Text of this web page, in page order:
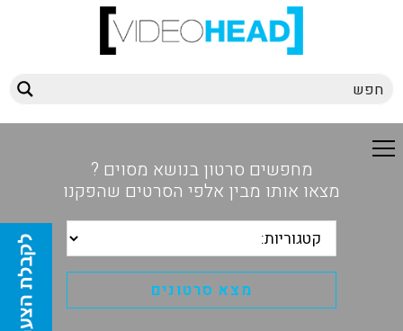
מחפשים סרטון בנושא מסוים ?
מצאו אותו מבין אלפי הסרטים שהפקנו